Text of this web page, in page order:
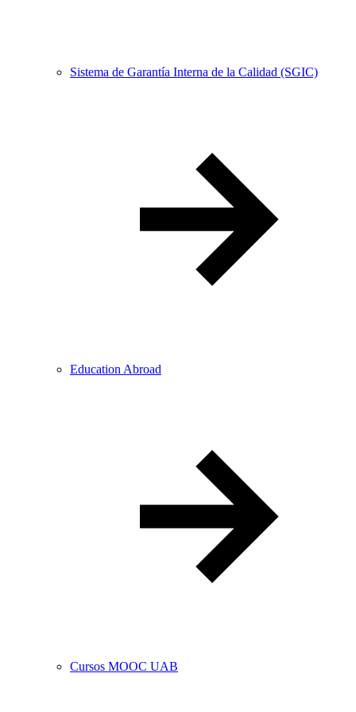
Sistema de Garantía Interna de la Calidad (SGIC)
Education Abroad
Cursos MOOC UAB